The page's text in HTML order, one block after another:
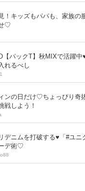
！キッズもパパも、家族の
♡
【パックT】秋MIXで活躍中
れるべし
ンの日だけ♡ちょっぴり奇
戦しよう！
デニムを打破する♥「#ユニ
デ術♡